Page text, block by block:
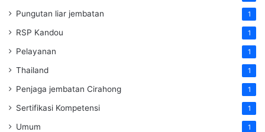
Pungutan liar jembatan 1
RSP Kandou 1
Pelayanan 1
Thailand 1
Penjaga jembatan Cirahong 1
Sertifikasi Kompetensi 1
Umum 1